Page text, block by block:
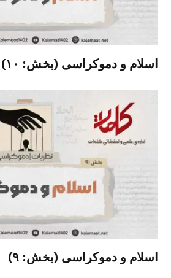
اسلام و دموکراسی (بخش: ۱۰)
اسلام و دموکراسی (بخش: ۹)